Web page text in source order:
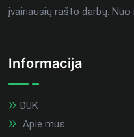
įvairiausių rašto darbų.
Informacija
DUK
Apie mus